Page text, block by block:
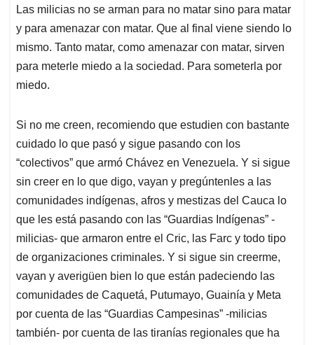
Las milicias no se arman para no matar sino para matar
y para amenazar con matar. Que al final viene siendo lo
mismo. Tanto matar, como amenazar con matar, sirven
para meterle miedo a la sociedad. Para someterla por
miedo.
Si no me creen, recomiendo que estudien con bastante
cuidado lo que pasó y sigue pasando con los
“colectivos” que armó Chávez en Venezuela. Y si sigue
sin creer en lo que digo, vayan y pregúntenles a las
comunidades indígenas, afros y mestizas del Cauca lo
que les está pasando con las “Guardias Indígenas” -
milicias- que armaron entre el Cric, las Farc y todo tipo
de organizaciones criminales. Y si sigue sin creerme,
vayan y averigüen bien lo que están padeciendo las
comunidades de Caquetá, Putumayo, Guainía y Meta
por cuenta de las “Guardias Campesinas” -milicias
también- por cuenta de las tiranías regionales que ha